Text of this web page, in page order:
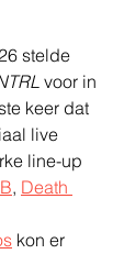
stelde
voor in
keer dat
live
line-up
, Death
kon er